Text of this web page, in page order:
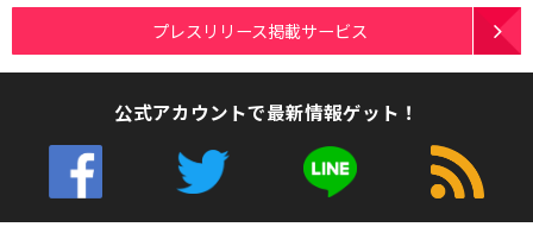
プレスリリース掲載サービス
公式アカウントで最新情報ゲット！